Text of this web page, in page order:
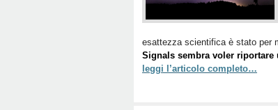
esattezza scientifica è stato per
Signals sembra voler riportare
leggi l’articolo completo…